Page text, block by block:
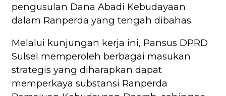
pengusulan Dana Abadi Kebudayaan
dalam Ranperda yang tengah dibahas.
Melalui kunjungan kerja ini, Pansus DPRD
Sulsel memperoleh berbagai masukan
strategis yang diharapkan dapat
memperkaya substansi Ranperda